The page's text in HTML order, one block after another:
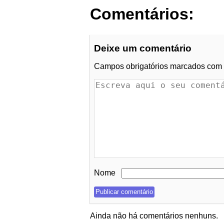
Comentários:
Deixe um comentário
Campos obrigatórios marcados com
Nome
Ainda não há comentários nenhuns.